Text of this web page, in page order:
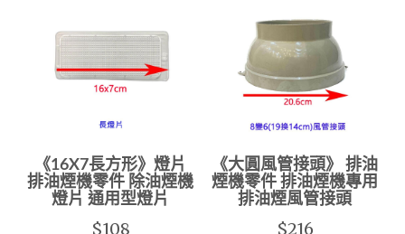
《16X7長方形》燈片
排油煙機零件 除油煙機
燈片 通用型燈片
$108
《大圓風管接頭》 排油
煙機零件 排油煙機專用
排油煙風管接頭
$216